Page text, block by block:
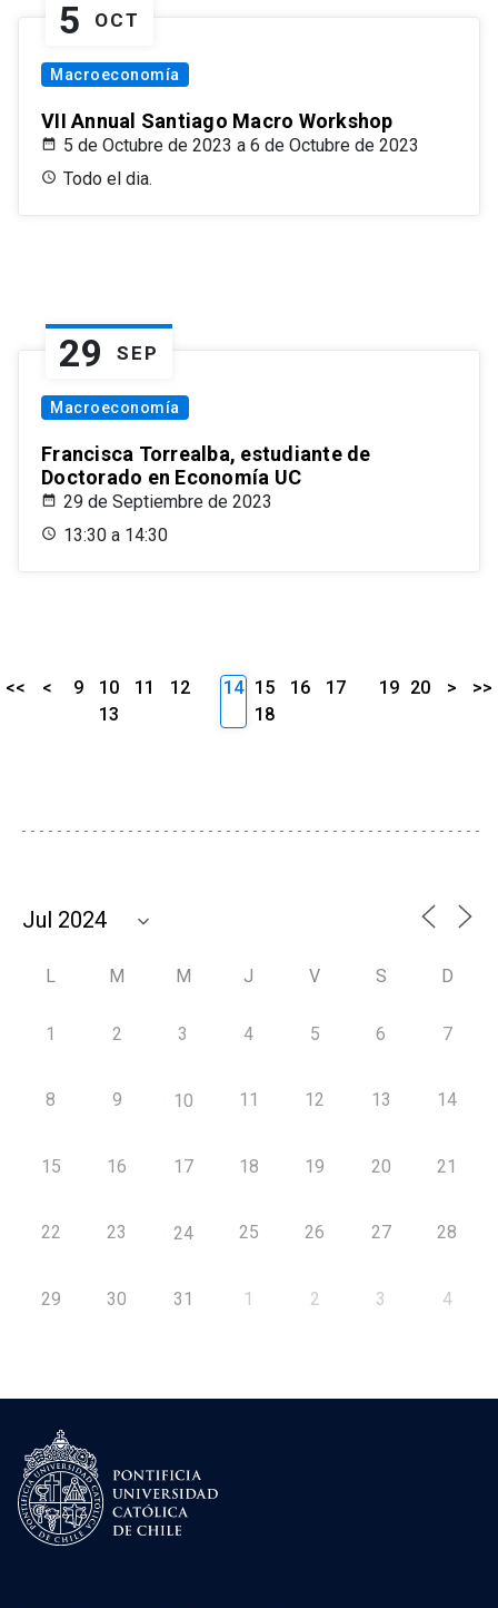
5 OCT
Macroeconomía
VII Annual Santiago Macro Workshop
5 de Octubre de 2023 a 6 de Octubre de 2023
Todo el dia.
29 SEP
Macroeconomía
Francisca Torrealba, estudiante de
Doctorado en Economía UC
29 de Septiembre de 2023
13:30 a 14:30
<< < 9 10 11
12
13
14 15 16
17
18
19 20 > >>
L M M J V S D
1 2 3 4 5 6 7
8 9 10 11 12 13 14
15 16 17 18 19 20 21
22 23 24 25 26 27 28
29 30 31 1 2 3 4